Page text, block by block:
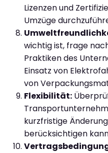
Lizenzen und
Umzüge
wichtig ist, frage
Praktiken des
Einsatz von
von
Flexibilität:
kurzfristige
berücksichtigen